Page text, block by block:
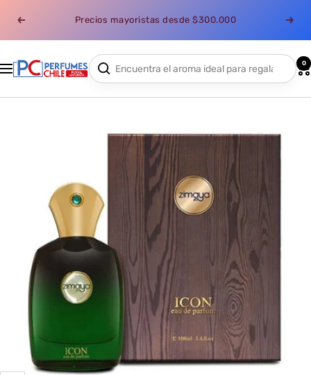
contenido
Anterior
Precios mayoristas desde $300.000
Navigación
Perfumes
0